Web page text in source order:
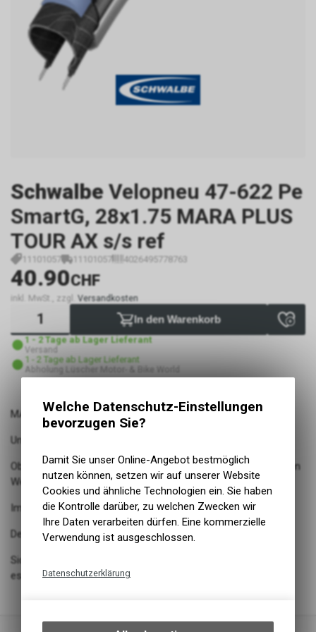
Schwalbe Velopneu 47-622 Pe
SmartG, 28x1.75 MARA PLUS
TOUR AX s/s ref
11101057 11101057 4026495778763
40.90CHF
inkl. MwSt., zzgl. Versandkosten
In den Warenkorb
1 - 2 Tage ab Lager Lieferant
Versand
1 - 2 Tage ab Lager Lieferant
Abholung Lüscher Motor- & Bike World
MARATHON PLUS TOUR
Unplattbar® - mit markantem Trekkingprofil
Ob Asphalt oder Naturstraße, der vielseitige Reifen ist auf allen
Wegen zu Hause
Im Alltag oder auf ganz grosser Tour
Der robuste Aufbau steckt alle Misshandlungen weg
Sicher durch SmartGuard, den wirksamsten Schutzgürtel, den
es für Fahrradreifen gibt
Welche Datenschutz-Einstellungen
bevorzugen Sie?
Damit Sie unser Online-Angebot bestmöglich
nutzen können, setzen wir auf unserer Website
Cookies und ähnliche Technologien ein. Sie haben
die Kontrolle darüber, zu welchen Zwecken wir
Ihre Daten verarbeiten dürfen. Eine kommerzielle
Verwendung ist ausgeschlossen.
Datenschutzerklärung